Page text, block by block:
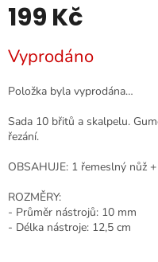
199 Kč
cena:
Vyprodáno
Položka byla vyprodána…
Sada 10 břitů a skalpelu.
řezání.
OBSAHUJE: 1 řemeslný nůž
ROZMĚRY:
- Průměr nástrojů: 10 mm
- Délka nástroje: 12,5 cm